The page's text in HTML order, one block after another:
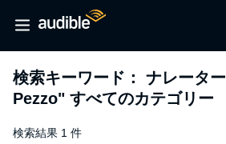
検索キーワード： ナレーター
Pezzo" すべてのカテゴリー
検索結果 1 件